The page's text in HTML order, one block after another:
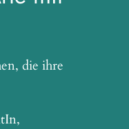
die ihre